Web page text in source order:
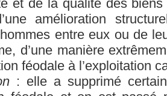
et de la qualité des biens
amélioration
entre eux ou de
d’une manière
féodale à l’exploitation
: elle a supprimé